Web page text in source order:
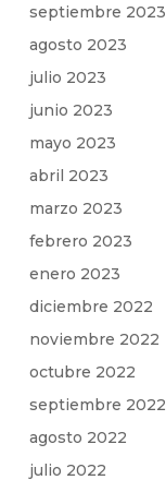
septiembre 2023
agosto 2023
julio 2023
junio 2023
mayo 2023
abril 2023
marzo 2023
febrero 2023
enero 2023
diciembre 2022
noviembre 2022
octubre 2022
septiembre 2022
agosto 2022
julio 2022